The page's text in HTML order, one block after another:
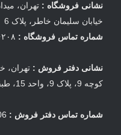
نشانی فروشگاه : تهران،
خیابان سلیمان خاطر، پلاک 6
شماره تماس فروشگاه :
نشانی دفتر فروش : تهران،
کوچه 9، پلاک 9، واحد 15، طبقه 4
شماره تماس دفتر فروش :